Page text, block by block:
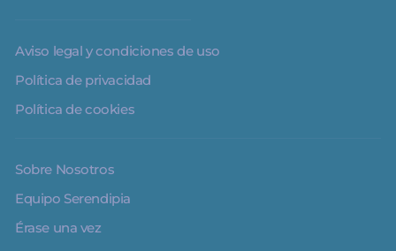
Aviso legal y condiciones de uso
Política de privacidad
Política de cookies
Sobre Nosotros
Equipo Serendipia
Érase una vez